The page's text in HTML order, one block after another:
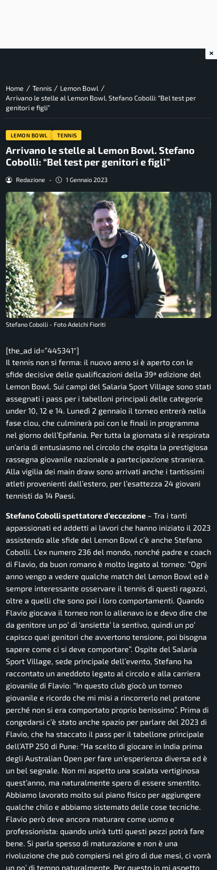
Home / Tennis / Lemon Bowl /
Arrivano le stelle al Lemon Bowl. Stefano Cobolli: “Bel test per
genitori e figli”
LEMON BOWL TENNIS
Arrivano le stelle al Lemon Bowl. Stefano
Cobolli: “Bel test per genitori e figli”
Redazione - 1 Gennaio 2023
Stefano Cobolli - Foto Adelchi Fioriti
[the_ad id=”445341″]
Il tennis non si ferma: il nuovo anno si è aperto con le
sfide decisive delle qualificazioni della 39ª edizione del
Lemon Bowl. Sui campi del Salaria Sport Village sono stati
assegnati i pass per i tabelloni principali delle categorie
under 10, 12 e 14. Lunedì 2 gennaio il torneo entrerà nella
fase clou, che culminerà poi con le finali in programma
nel giorno dell’Epifania. Per tutta la giornata si è respirata
un’aria di entusiasmo nel circolo che ospita la prestigiosa
rassegna giovanile nazionale a partecipazione straniera.
Alla vigilia dei main draw sono arrivati anche i tantissimi
atleti provenienti dall’estero, per l’esattezza 24 giovani
tennisti da 14 Paesi.
Stefano Cobolli spettatore d’eccezione – Tra i tanti
appassionati ed addetti ai lavori che hanno iniziato il 2023
assistendo alle sfide del Lemon Bowl c’è anche Stefano
Cobolli. L’ex numero 236 del mondo, nonché padre e coach
di Flavio, da buon romano è molto legato al torneo: “Ogni
anno vengo a vedere qualche match del Lemon Bowl ed è
sempre interessante osservare il tennis di questi ragazzi,
oltre a quelli che sono poi i loro comportamenti. Quando
Flavio giocava il torneo non lo allenavo io e devo dire che
da genitore un po’ di ‘ansietta’ la sentivo, quindi un po’
capisco quei genitori che avvertono tensione, poi bisogna
sapere come ci si deve comportare”. Ospite del Salaria
Sport Village, sede principale dell’evento, Stefano ha
raccontato un aneddoto legato al circolo e alla carriera
giovanile di Flavio: “In questo club giocò un torneo
giovanile e ricordo che mi misi a rincorrerlo nel pratone
perché non si era comportato proprio benissimo”. Prima di
congedarsi c’è stato anche spazio per parlare del 2023 di
Flavio, che ha staccato il pass per il tabellone principale
dell’ATP 250 di Pune: “Ha scelto di giocare in India prima
degli Australian Open per fare un’esperienza diversa ed è
un bel segnale. Non mi aspetto una scalata vertiginosa
quest’anno, ma naturalmente spero di essere smentito.
Abbiamo lavorato molto sul piano fisico per aggiungere
qualche chilo e abbiamo sistemato delle cose tecniche.
Flavio però deve ancora maturare come uomo e
professionista: quando unirà tutti questi pezzi potrà fare
bene. Si parla spesso di maturazione e non è una
rivoluzione che può compiersi nel giro di due mesi, ci vorrà
un po’ di tempo naturalmente. Per questo io mi aspetto
×